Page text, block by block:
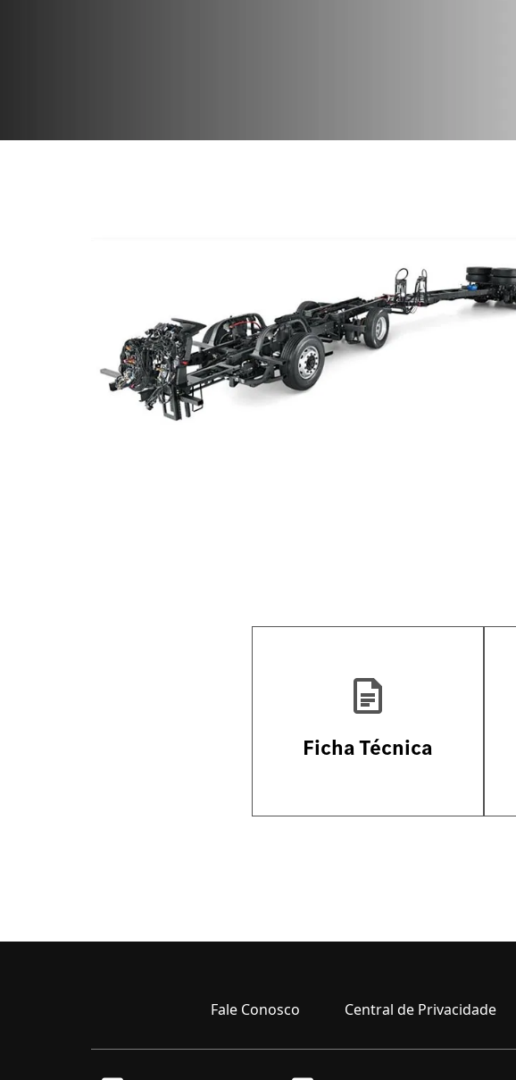
Ficha Técnica
Fale Conosco Central de Privacidade